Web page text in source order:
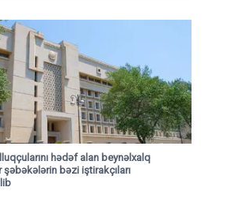
hədəf alan beynəlxalq
bəzi iştirakçıları